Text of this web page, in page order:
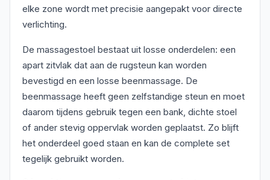
elke zone wordt met precisie aangepakt voor directe
verlichting.
De massagestoel bestaat uit losse onderdelen: een
apart zitvlak dat aan de rugsteun kan worden
bevestigd en een losse beenmassage. De
beenmassage heeft geen zelfstandige steun en moet
daarom tijdens gebruik tegen een bank, dichte stoel
of ander stevig oppervlak worden geplaatst. Zo blijft
het onderdeel goed staan en kan de complete set
tegelijk gebruikt worden.